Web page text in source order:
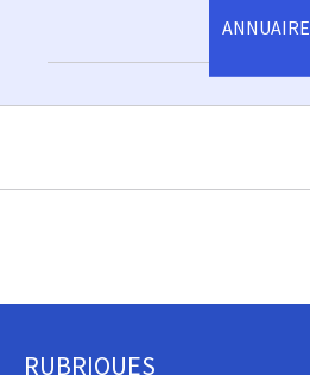
ANNUAIRE
RUBRIQUES